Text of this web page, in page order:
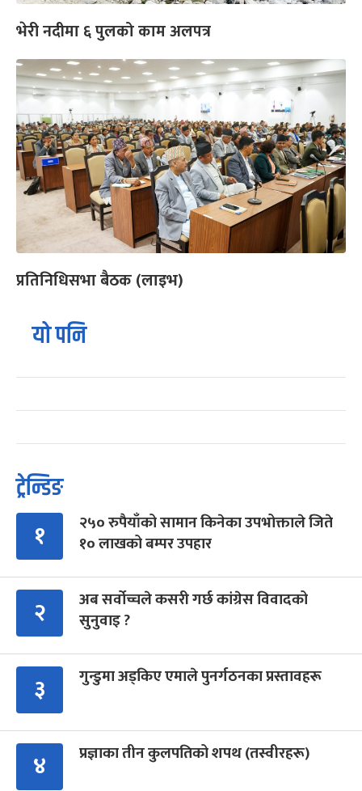
भेरी नदीमा ६ पुलको काम अलपत्र
प्रतिनिधिसभा बैठक (लाइभ)
यो पनि
ट्रेन्डिङ
१
२५० रुपैयाँको सामान किनेका उपभोक्ताले जिते
१० लाखको बम्पर उपहार
२
अब सर्वोच्चले कसरी गर्छ कांग्रेस विवादको
सुनुवाइ ?
३ गुन्डुमा अड्किए एमाले पुनर्गठनका प्रस्तावहरू
४ प्रज्ञाका तीन कुलपतिको शपथ (तस्वीरहरू)